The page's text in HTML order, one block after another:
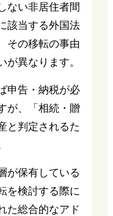
ない非居住者間
該当する外国法
その移転の事由
が異なります。
申告・納税が必
が、「相続・贈
と判定されるた
が保有している
を検討する際に
た総合的なアド